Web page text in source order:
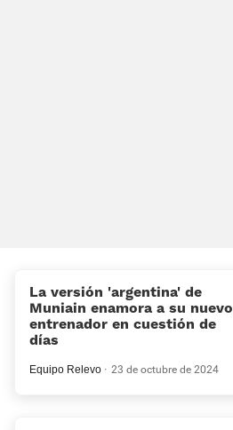
La versión 'argentina' de
Muniain enamora a su nuevo
entrenador en cuestión de
días
Equipo Relevo 23 de octubre de 2024